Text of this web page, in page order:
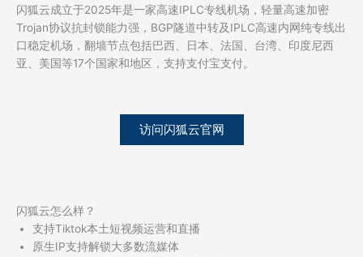
闪狐云成立于2025年是一家高速IPLC专线机场，轻量高速加密
Trojan协议抗封锁能力强，BGP隧道中转及IPLC高速内网纯专线出
口稳定机场，翻墙节点包括巴西、日本、法国、台湾、印度尼西
亚、美国等17个国家和地区，支持支付宝支付。
访问闪狐云官网
闪狐云怎么样？
支持Tiktok本土短视频运营和直播
原生IP支持解锁大多数流媒体